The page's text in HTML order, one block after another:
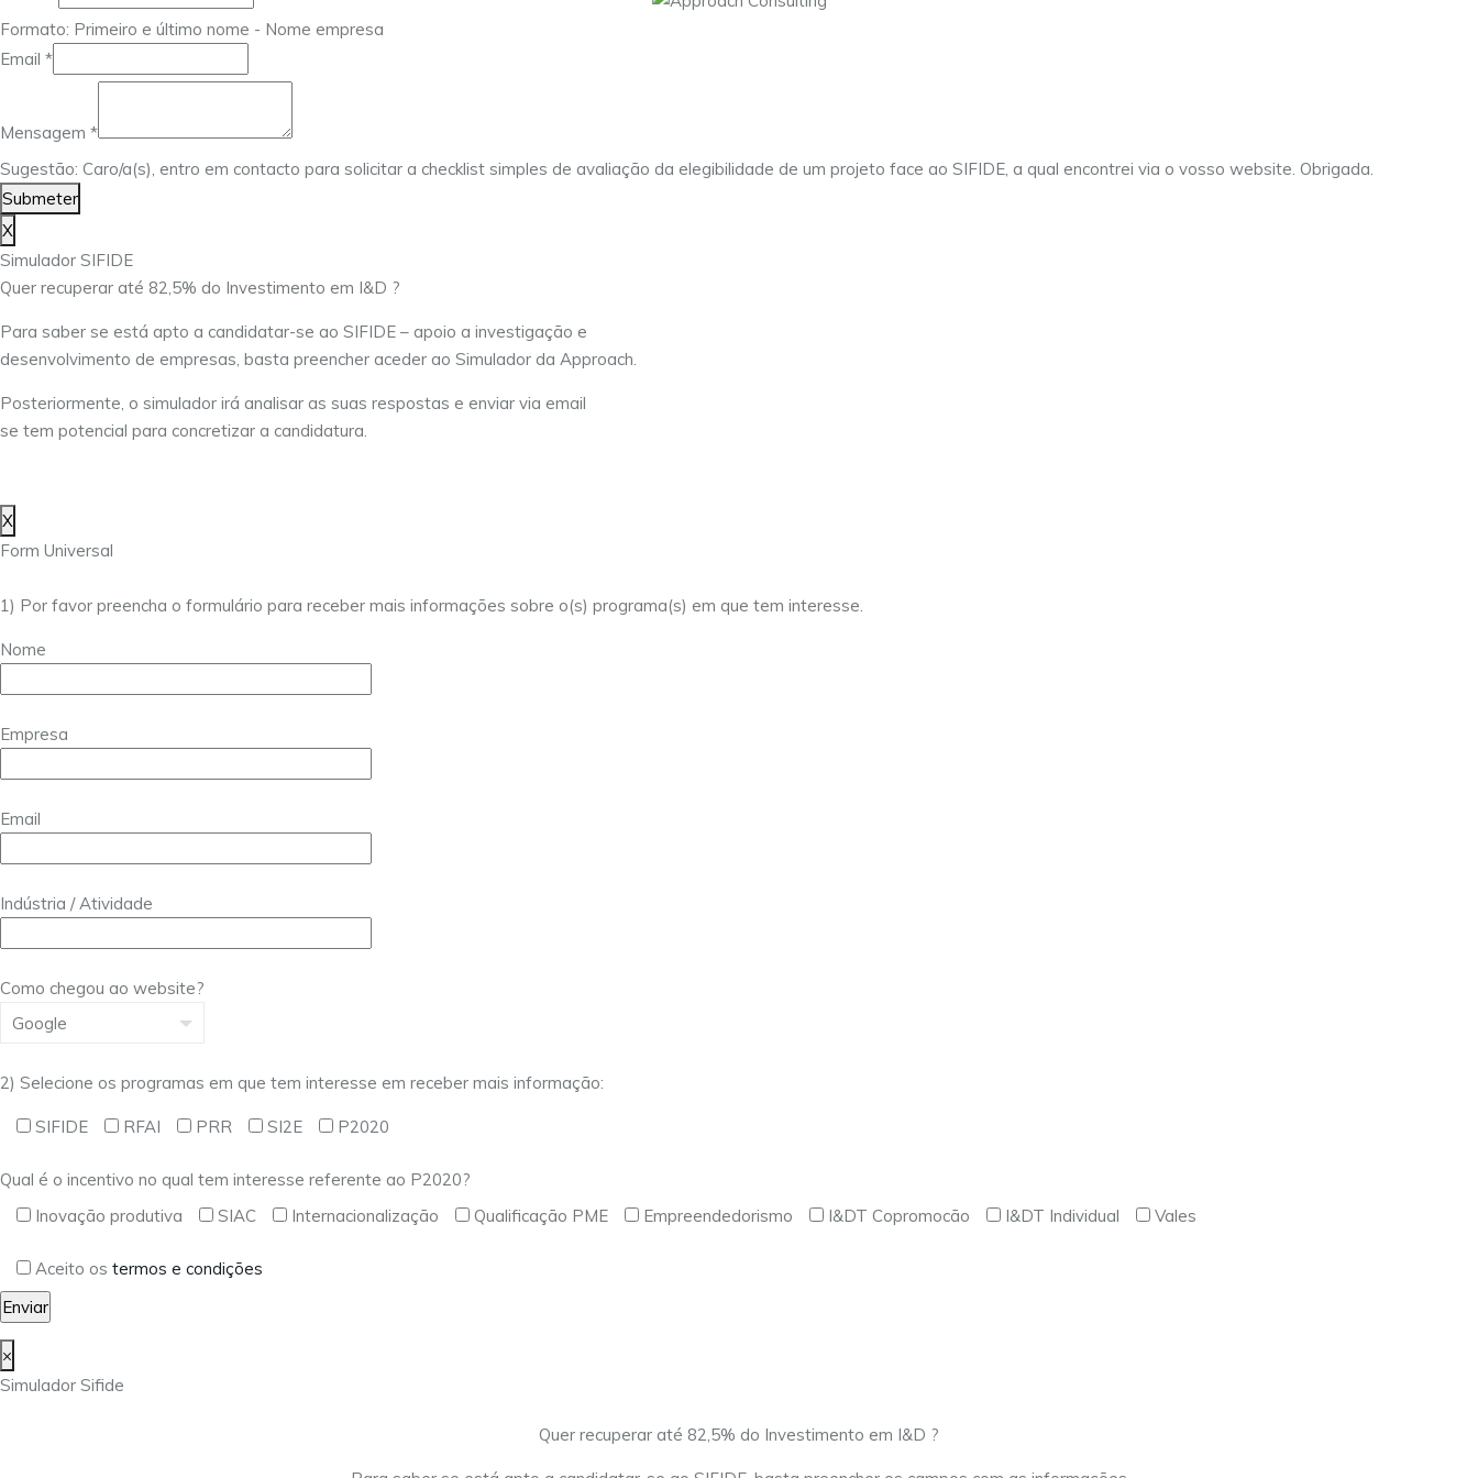
Mensagem
Formato: Primeiro e último nome - Nome empresa
Email *
Mensagem *
Sugestão: Caro/a(s), entro em contacto para solicitar a checklist simples de avaliação da elegibilidade de um projeto face ao SIFIDE, a qual encontrei via o vosso website. Obrigada.
Submeter
X
Simulador SIFIDE
Quer recuperar até 82,5% do Investimento em I&D ?
Para saber se está apto a candidatar-se ao SIFIDE – apoio a investigação e
desenvolvimento de empresas, basta preencher aceder ao Simulador da Approach.
Posteriormente, o simulador irá analisar as suas respostas e enviar via email
se tem potencial para concretizar a candidatura.
X
Form Universal
1) Por favor preencha o formulário para receber mais informações sobre o(s) programa(s) em que tem interesse.
Nome
Empresa
Email
Indústria / Atividade
Como chegou ao website?
2) Selecione os programas em que tem interesse em receber mais informação:
SIFIDE RFAI PRR SI2E P2020
Qual é o incentivo no qual tem interesse referente ao P2020?
Inovação produtiva
SIAC Internacionalização Qualificação PME Empreendedorismo I&DT Copromocão I&DT Individual Vales
Aceito os termos e condições
×
Simulador Sifide
Quer recuperar até 82,5% do Investimento em I&D ?